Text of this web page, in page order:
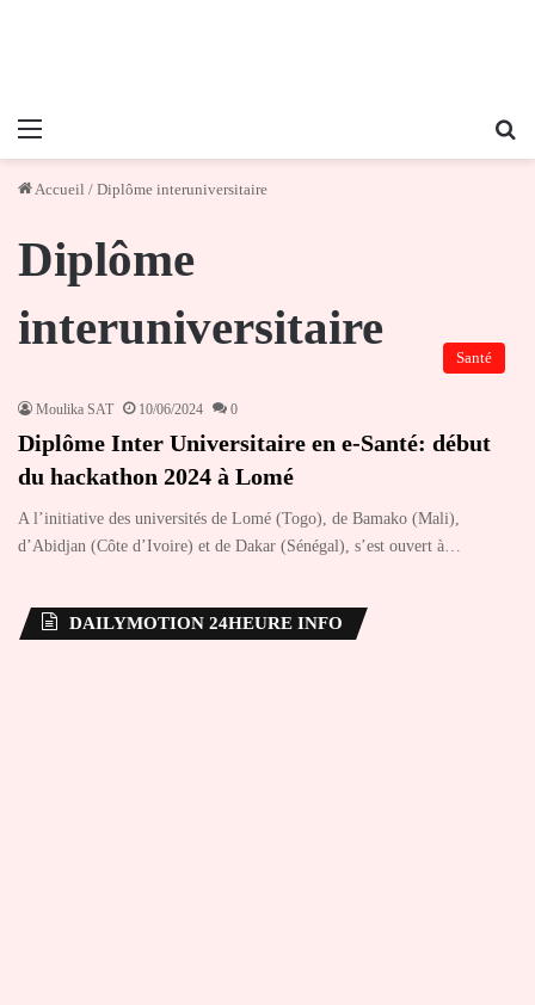
Menu
Accueil / Diplôme interuniversitaire
Diplôme
interuniversitaire
Santé
Moulika SAT 10/06/2024 0
Diplôme Inter Universitaire en e-Santé: début
du hackathon 2024 à Lomé
A l’initiative des universités de Lomé (Togo), de Bamako (Mali),
d’Abidjan (Côte d’Ivoire) et de Dakar (Sénégal), s’est ouvert à…
DAILYMOTION 24HEURE INFO